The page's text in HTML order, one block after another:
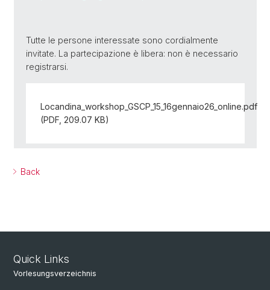
Tutte le persone interessate sono cordialmente
invitate. La partecipazione è libera: non è necessario
registrarsi.
Locandina_workshop_GSCP_15_16gennaio26_online.pdf
(PDF, 209.07 KB)
Back
Quick Links
Vorlesungsverzeichnis